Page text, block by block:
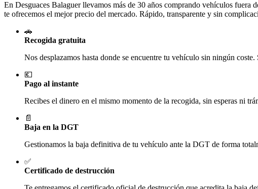
En Desguaces Balaguerllevamos más de 30 años comprando vehículos fuera
te ofrecemos el mejor precio del mercado. Rápido, transparente y sin
🚗
Recogida gratuita
Nos desplazamos hasta donde se encuentre tu vehículo sin ningún
💶
Pago al instante
Recibes el dinero en el mismo momento de la recogida, sin esperas ni
📄
Baja en la DGT
Gestionamos la baja definitiva de tu vehículo ante la DGT de forma
✅
Certificado de destrucción